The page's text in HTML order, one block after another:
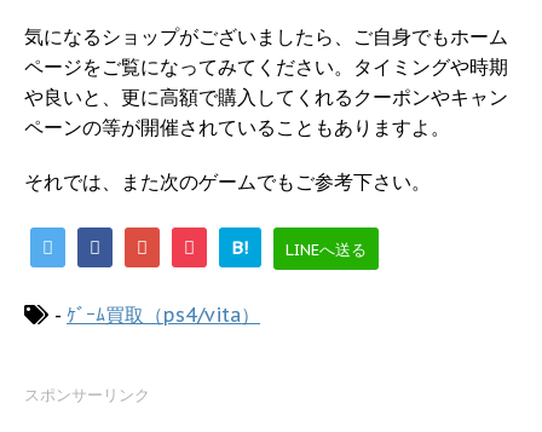
気になるショップがございましたら、ご自身でもホーム
ページをご覧になってみてください。タイミングや時期
や良いと、更に高額で購入してくれるクーポンやキャン
ペーンの等が開催されていることもありますよ。
それでは、また次のゲームでもご参考下さい。
B! LINEへ送る
- ｹﾞｰﾑ買取（ps4/vita）
スポンサーリンク